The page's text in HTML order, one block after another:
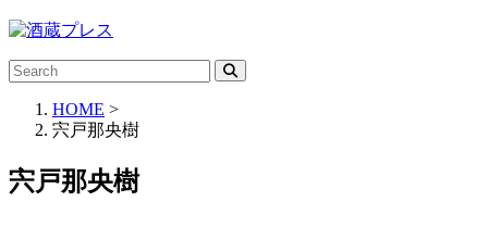
HOME >
宍戸那央樹
宍戸那央樹